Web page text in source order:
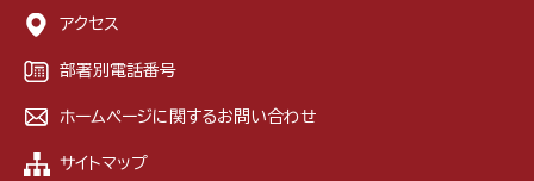
アクセス
部署別電話番号
ホームページに関するお問い合わせ
サイトマップ